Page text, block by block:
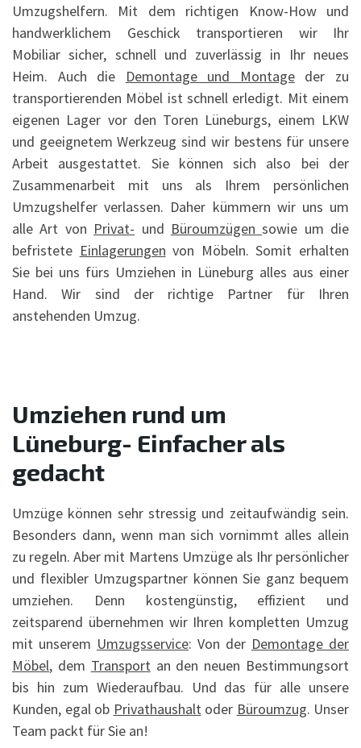
Umzugshelfern. Mit dem richtigen Know-How und
handwerklichem Geschick transportieren wir Ihr
Mobiliar sicher, schnell und zuverlässig in Ihr neues
Heim. Auch die Demontage und Montageder zu
transportierenden Möbel ist schnell erledigt. Mit einem
eigenen Lager vor den Toren Lüneburgs, einem LKW
und geeignetem Werkzeug sind wir bestens für unsere
Arbeit ausgestattet. Sie können sich also bei der
Zusammenarbeit mit uns als Ihrem persönlichen
Umzugshelfer verlassen. Daher kümmern wir uns um
alle Art von Privat- und Büroumzügensowie um die
befristete Einlagerungen von Möbeln. Somit erhalten
Sie bei uns fürs Umziehen in Lüneburg alles aus einer
Hand. Wir sind der richtige Partner für Ihren
anstehenden Umzug.
Umziehen rund um
Lüneburg- Einfacher als
gedacht
Umzüge können sehr stressig und zeitaufwändig sein.
Besonders dann, wenn man sich vornimmt alles allein
zu regeln. Aber mit Martens Umzüge als Ihr persönlicher
und flexibler Umzugspartner können Sie ganz bequem
umziehen. Denn kostengünstig, effizient und
zeitsparend übernehmen wir Ihren kompletten Umzug
mit unserem Umzugsservice: Von der Demontage der
Möbel, dem Transportan den neuen Bestimmungsort
bis hin zum Wiederaufbau. Und das für alle unsere
Kunden, egal ob Privathaushaltoder Büroumzug. Unser
Team packt für Sie an!